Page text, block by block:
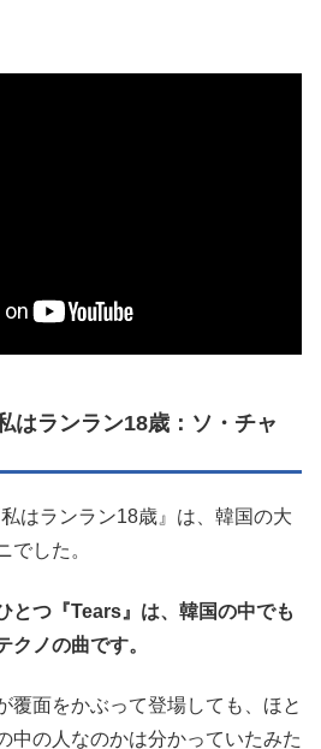
はランラン18歳：ソ・チャ
はランラン18歳』は、韓国の大
でした。
とつ『Tears』は、韓国の中でも
クノの曲です。
覆面をかぶって登場しても、ほと
中の人なのかは分かっていたみた